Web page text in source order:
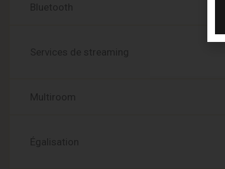
Bluetooth
Services de streaming
Multiroom
Égalisation